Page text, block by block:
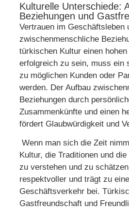
Kulturelle Unterschiede:
Beziehungen und
Vertrauen im Geschäftsleben
zwischenmenschliche
türkischen Kultur einen
erfolgreich zu sein, muss ein
zu möglichen Kunden oder
werden. Der Aufbau
Beziehungen durch
Zusammenkünfte und einen
fördert Glaubwürdigkeit und
Wenn man sich die Zeit
Kultur, die Traditionen und
zu verstehen und zu
respektvoller und trägt zu
Geschäftsverkehr bei.
Gastfreundschaft und